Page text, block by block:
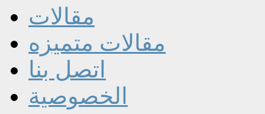
مقالات
مقالات متميزه
اتصل بنا
الخصوصية